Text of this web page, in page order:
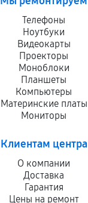
Телефоны
Ноутбуки
Видеокарты
Проекторы
Моноблоки
Планшеты
Компьютеры
Материнские платы
Мониторы
Клиентам центра
О компании
Доставка
Гарантия
Цены на ремонт